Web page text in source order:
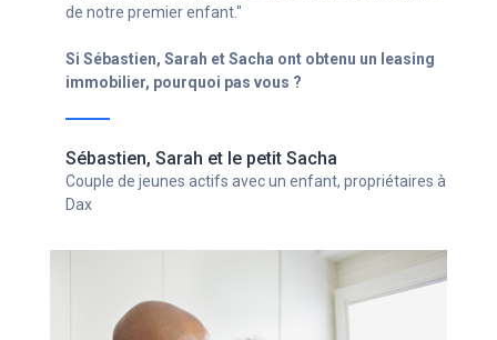
Si Ghislain a obtenu un leasing immobilier, pourquoi
propriétaire à Bordeaux